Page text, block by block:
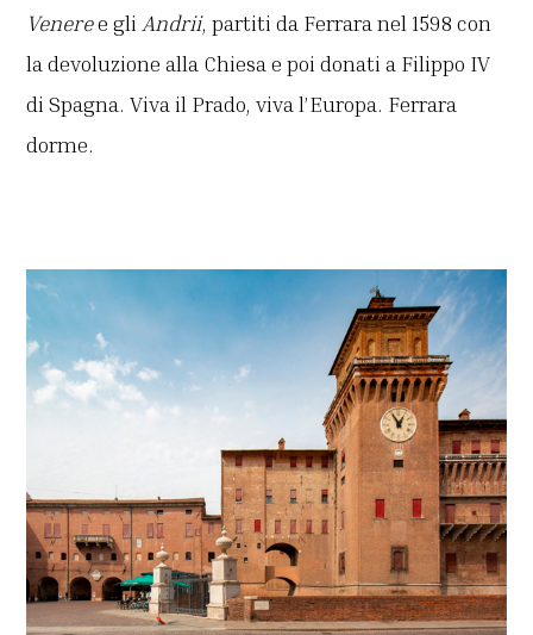
Veneree gli Andrii, partiti da Ferrara nel 1598 con
la devoluzione alla Chiesa e poi donati a Filippo IV
di Spagna. Viva il Prado, viva l’Europa. Ferrara
dorme.